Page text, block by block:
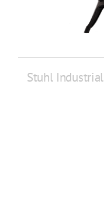
Stuhl Industrial